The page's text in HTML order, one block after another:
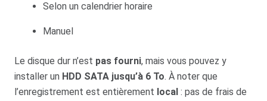
Selon un calendrier horaire
Manuel
Le disque dur n’est pas fourni, mais vous pouvez y
installer un HDD SATA jusqu’à 6 To. À noter que
l’enregistrement est entièrement local : pas de frais de